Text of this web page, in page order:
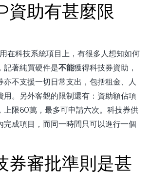
資助有甚麼限
在科技系統項目上，有很多人想知如何
記著純買硬件是不能獲得科技券資助，
亦不支援一切日常支出，包括租金、人
用。另外客觀的限制還有：資助額佔項
上限60萬，最多可申請六次。科技券供
完成項目，而同一時間只可以進行一個
券審批準則是甚